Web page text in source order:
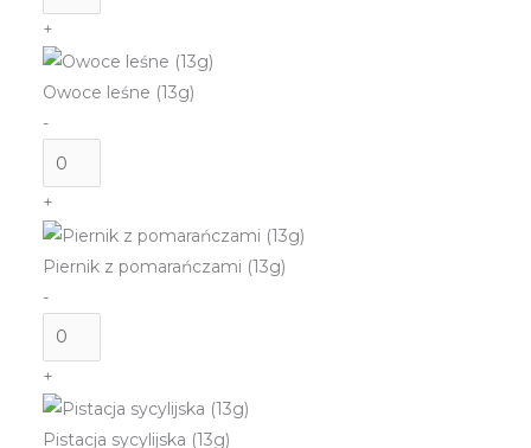
Orzech
włoski
z
figami
(13g)
+
Owoce leśne (13g)
-
ilość
Owoce
(13g)
+
Piernik z pomarańczami (13g)
-
ilość
Piernik
z
pomarańczami
+
Pistacja sycylijska (13g)